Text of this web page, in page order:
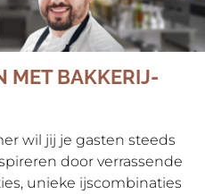
MET BAKKERIJ-
wil jij je gasten steeds
door verrassende
unieke ijscombinaties